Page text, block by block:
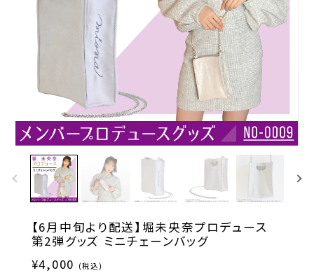
【6月中旬より配送】堀未央奈プロデュース
第2弾グッズ ミニチェーンバッグ
¥4,000 (税込)